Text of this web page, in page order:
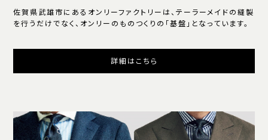
佐賀県武雄市にあるオンリーファクトリーは、テーラーメイドの縫製
を行うだけでなく、オンリーのものつくりの「基盤」となっています。
詳細はこちら